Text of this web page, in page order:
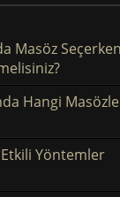
Masöz Seçerken
Hangi
Etkili Yöntemler